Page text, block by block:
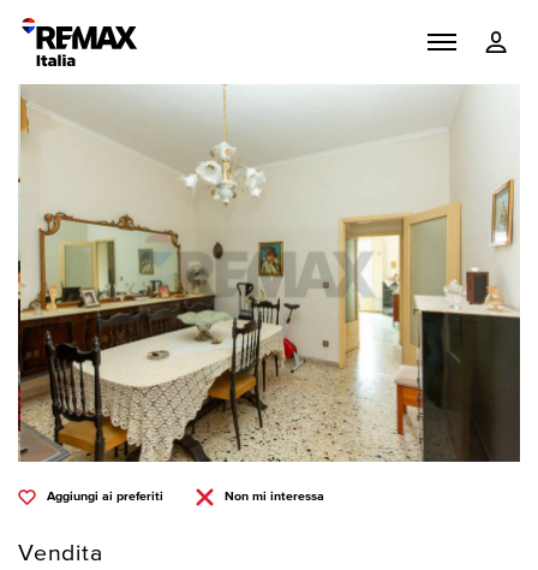
Aggiungi ai preferiti Non mi interessa
Vendita